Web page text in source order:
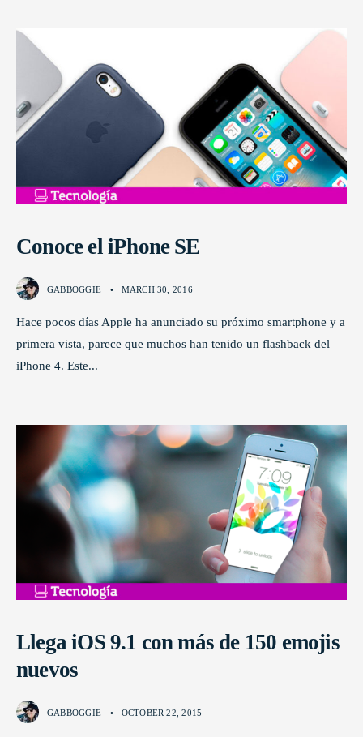
Conoce el iPhone SE
GABBOGGIE • MARCH 30, 2016
Hace pocos días Apple ha anunciado su próximo smartphone y a
primera vista, parece que muchos han tenido un flashback del
iPhone 4. Este...
Llega iOS 9.1 con más de 150 emojis
nuevos
GABBOGGIE • OCTOBER 22, 2015